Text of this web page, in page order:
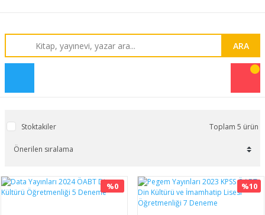
ARA
Stoktakiler Toplam 5 ürün
%0 %10